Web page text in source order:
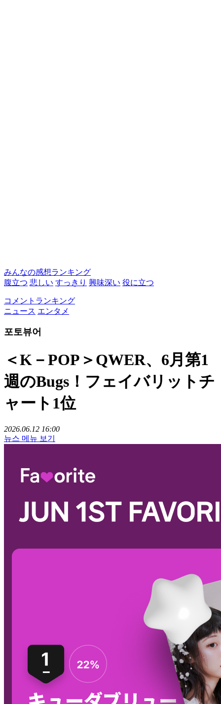
みんなの感想ランキング
腹立つ 悲しい すっきり 興味深い 役に立つ
コメントランキング
ニュース エンタメ
포토뷰어
＜K－POP＞QWER、6月第1
週のBugs！フェイバリットチ
ャート1位
2026.06.12 16:00
뉴스 메뉴 보기